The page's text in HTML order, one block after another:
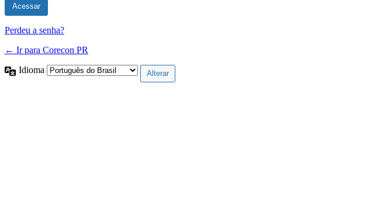
Perdeu a senha?
← Ir para Corecon PR
Idioma